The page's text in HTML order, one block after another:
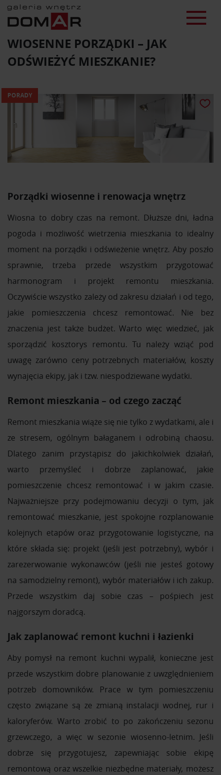
WIOSENNE PORZĄDKI – JAK
ODŚWIEŻYĆ MIESZKANIE?
PORADY
Porządki wiosenne i renowacja wnętrz
Wiosna to dobry czas na remont. Dłuższe dni, ładna
pogoda i możliwość wietrzenia mieszkania to idealny
moment na porządki i odświeżenie wnętrz. Aby poszło
sprawnie, trzeba przede wszystkim przygotować
harmonogram i projekt remontu mieszkania.
Oczywiście wszystko zależy od zakresu działań i od tego,
jakie pomieszczenia chcesz remontować. Nie bez
znaczenia jest także budżet. Warto więc wiedzieć, jak
sporządzić kosztorys remontu. Tu należy wziąć pod
uwagę zarówno ceny potrzebnych materiałów, koszty
wynajęcia ekipy, jak i tzw. niespodziewane wydatki.
Remont mieszkania – od czego zacząć
Remont mieszkania wiąże się nie tylko z wydatkami, ale i
ze stresem, ogólnym bałaganem i odrobiną chaosu.
Dlatego zanim przystąpisz do jakichkolwiek działań,
warto przemyśleć i dobrze zaplanować, jakie
pomieszczenie chcesz remontować i w jakim czasie.
Najważniejsze przy podejmowaniu decyzji o tym, jak
remontować mieszkanie, jest spokojne rozplanowanie
kolejnych etapów oraz przygotowanie logistyczne, na
które składa się: projekt (jeśli jest potrzebny), wybór i
zarezerwowanie wykonawców (jeśli nie jesteś gotowy
na samodzielny remont), wybór materiałów i ich zakup.
Przede wszystkim daj sobie czas – pośpiech jest
najgorszym doradcą.
Jak zaplanować remont kuchni i łazienki
Aby pomysł na remont kuchni wypalił, konieczne jest
przede wszystkim dobre planowanie z uwzględnieniem
potrzeb domowników. Prace w tym pomieszczeniu
często związane są ze zmianą instalacji wodnej, rur i
kaloryferów. Warto zrobić to po zakończeniu sezonu
grzewczego, a więc w sezonie wiosenno-letnim. Jeśli
dobrze się przygotujesz, zapewniając sobie ekipę
remontową oraz wszelkie niezbędne materiały, możesz